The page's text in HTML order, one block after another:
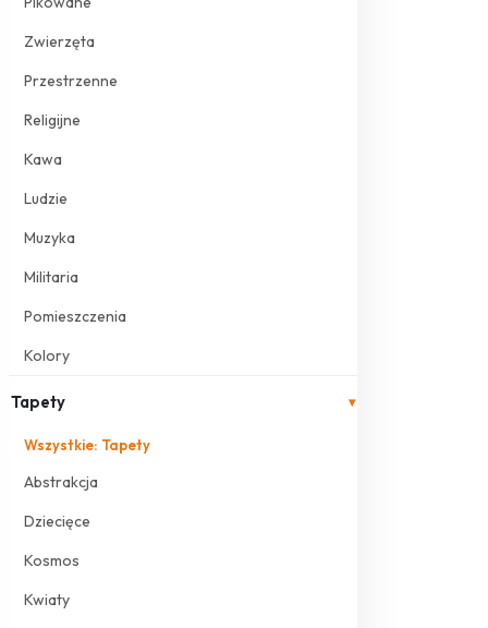
Zwierzęta
Przestrzenne
Religijne
Kawa
Ludzie
Muzyka
Militaria
Pomieszczenia
Kolory
Tapety ▾
Wszystkie: Tapety
Abstrakcja
Dziecięce
Kosmos
Kwiaty